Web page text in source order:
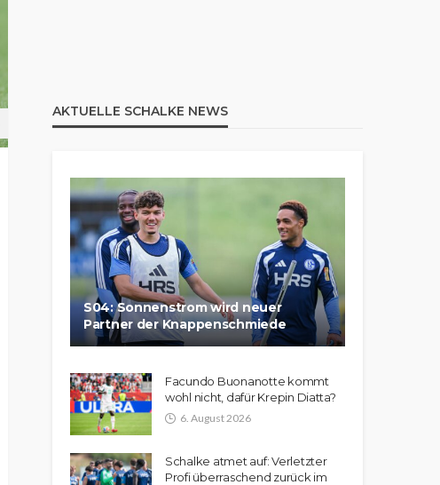
AKTUELLE SCHALKE NEWS
S04: Sonnenstrom wird neuer
Partner der Knappenschmiede
Facundo Buonanotte kommt
wohl nicht, dafür Krepin Diatta?
6. August 2026
Schalke atmet auf: Verletzter
Profi überraschend zurück im